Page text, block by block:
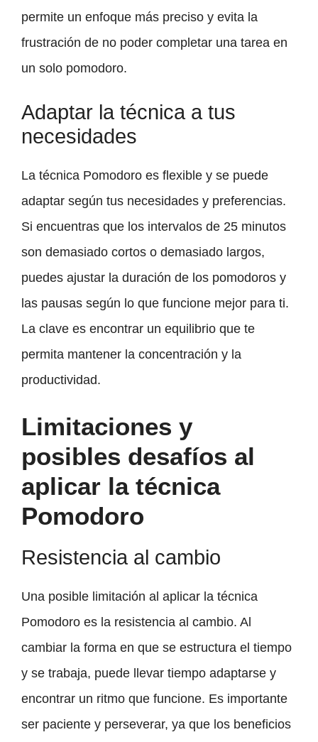
permite un enfoque más preciso y evita la
frustración de no poder completar una tarea en
un solo pomodoro.
Adaptar la técnica a tus
necesidades
La técnica Pomodoro es flexible y se puede
adaptar según tus necesidades y preferencias.
Si encuentras que los intervalos de 25 minutos
son demasiado cortos o demasiado largos,
puedes ajustar la duración de los pomodoros y
las pausas según lo que funcione mejor para ti.
La clave es encontrar un equilibrio que te
permita mantener la concentración y la
productividad.
Limitaciones y
posibles desafíos al
aplicar la técnica
Pomodoro
Resistencia al cambio
Una posible limitación al aplicar la técnica
Pomodoro es la resistencia al cambio. Al
cambiar la forma en que se estructura el tiempo
y se trabaja, puede llevar tiempo adaptarse y
encontrar un ritmo que funcione. Es importante
ser paciente y perseverar, ya que los beneficios